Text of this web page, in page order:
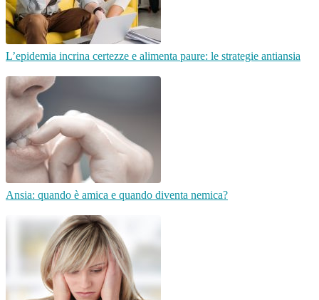
L’epidemia incrina certezze e alimenta paure: le strategie antiansia
Ansia: quando è amica e quando diventa nemica?